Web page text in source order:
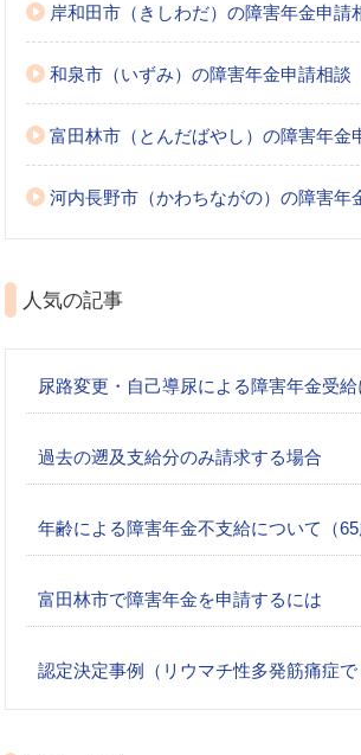
岸和田市（きしわだ）の障害年金申請
和泉市（いずみ）の障害年金申請相談
富田林市（とんだばやし）の障害年金
河内長野市（かわちながの）の障害年
人気の記事
尿路変更・自己導尿による障害年金受給
過去の遡及支給分のみ請求する場合
年齢による障害年金不支給について（65
富田林市で障害年金を申請するには
認定決定事例（リウマチ性多発筋痛症で